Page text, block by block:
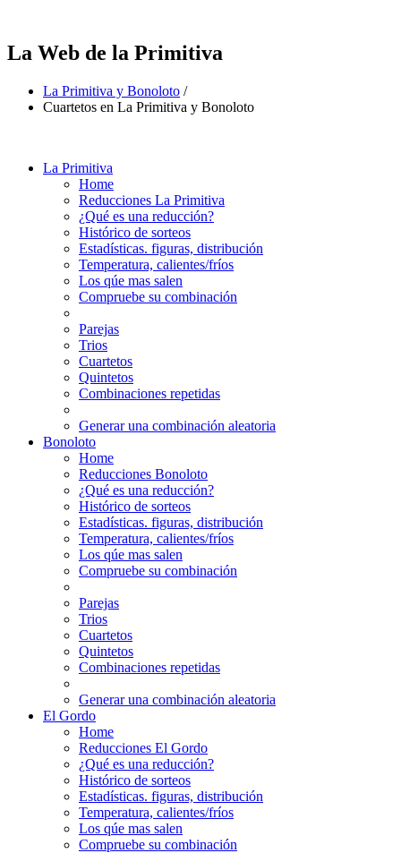
La Web de la Primitiva
La Primitiva y Bonoloto /
Cuartetos en La Primitiva y Bonoloto
La Primitiva
Home
Reducciones La Primitiva
¿Qué es una reducción?
Histórico de sorteos
Estadísticas. figuras, distribución
Temperatura, calientes/fríos
Los qúe mas salen
Compruebe su combinación
Parejas
Trios
Cuartetos
Quintetos
Combinaciones repetidas
Generar una combinación aleatoria
Bonoloto
Home
Reducciones Bonoloto
¿Qué es una reducción?
Histórico de sorteos
Estadísticas. figuras, distribución
Temperatura, calientes/fríos
Los qúe mas salen
Compruebe su combinación
Parejas
Trios
Cuartetos
Quintetos
Combinaciones repetidas
Generar una combinación aleatoria
El Gordo
Home
Reducciones El Gordo
¿Qué es una reducción?
Histórico de sorteos
Estadísticas. figuras, distribución
Temperatura, calientes/fríos
Los qúe mas salen
Compruebe su combinación